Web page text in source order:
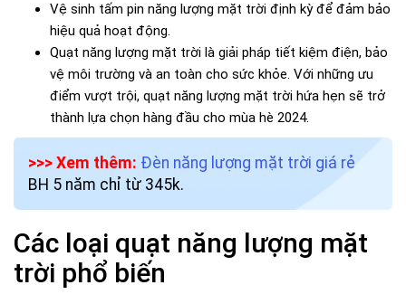
Vệ sinh tấm pin năng lượng mặt trời định kỳ để đảm bảo
hiệu quả hoạt động.
Quạt năng lượng mặt trời là giải pháp tiết kiệm điện, bảo
vệ môi trường và an toàn cho sức khỏe. Với những ưu
điểm vượt trội, quạt năng lượng mặt trời hứa hẹn sẽ trở
thành lựa chọn hàng đầu cho mùa hè 2024.
>>> Xem thêm: Đèn năng lượng mặt trời giá rẻ
BH 5 năm chỉ từ 345k.
Các loại quạt năng lượng mặt
trời phổ biến